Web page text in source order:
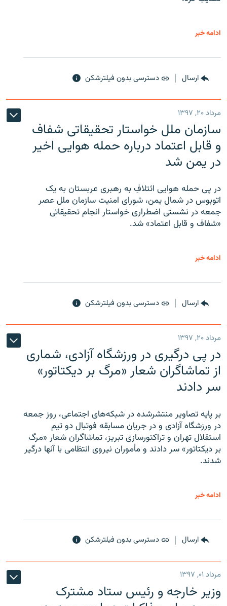
ادامه خبر
ارسال دسترسی بدون فیلترشکن
مرداد ۲۰, ۱۳۹۷
سازمان ملل خواستار تحقیقاتی شفاف
و قابل اعتماد درباره حمله هوایی اخیر
در یمن شد
در پی حمله هوایی ائتلافِ به رهبری عربستان به یک
اتوبوس در شمال یمن، شورای امنیت سازمان ملل عصر
جمعه در نشستی اضطراری خواستار انجام تحقیقاتی
«شفاف و قابل اعتماد» شد.
ادامه خبر
ارسال دسترسی بدون فیلترشکن
مرداد ۲۰, ۱۳۹۷
در پی درگیری در ورزشگاه آزادی، شماری
از تماشاگران شعار «مرگ بر دیکتاتور»
سر دادند
بر پایه تصاویر منتشرشده در شبکه‌های اجتماعی، روز جمعه
در ورزشگاه آزادی و در جریان مسابقه فوتبال دو تیم
استقلال تهران و تراکتورسازی تبریز، تماشاگران شعار «مرگ
بر دیکتاتور» سر دادند و مأموران نیروی انتظامی با آنها درگیر
شدند.
ادامه خبر
ارسال دسترسی بدون فیلترشکن
مرداد ۰۱, ۱۳۹۷
وزیر خارجه و رئیس‌ ستاد مشترک